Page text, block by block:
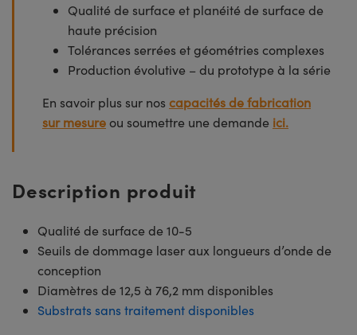
Qualité de surface et planéité de surface de
haute précision
Tolérances serrées et géométries complexes
Production évolutive – du prototype à la série
En savoir plus sur nos capacités de fabrication
sur mesure ou soumettre une demande ici.
Description produit
Qualité de surface de 10-5
Seuils de dommage laser aux longueurs d’onde de
conception
Diamètres de 12,5 à 76,2 mm disponibles
Substrats sans traitement disponibles